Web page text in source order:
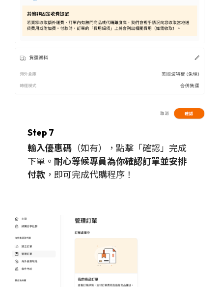
Step 7
輸入優惠碼 （如有），點擊「確認」完成
下單。 耐心等候專員為你確認訂單並安排
付款 ，即可完成代購程序！